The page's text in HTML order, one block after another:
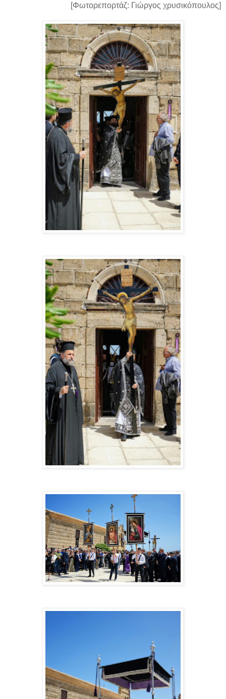
[Φωτορεπορτάζ: Γιώργος χρυσικόπουλος]